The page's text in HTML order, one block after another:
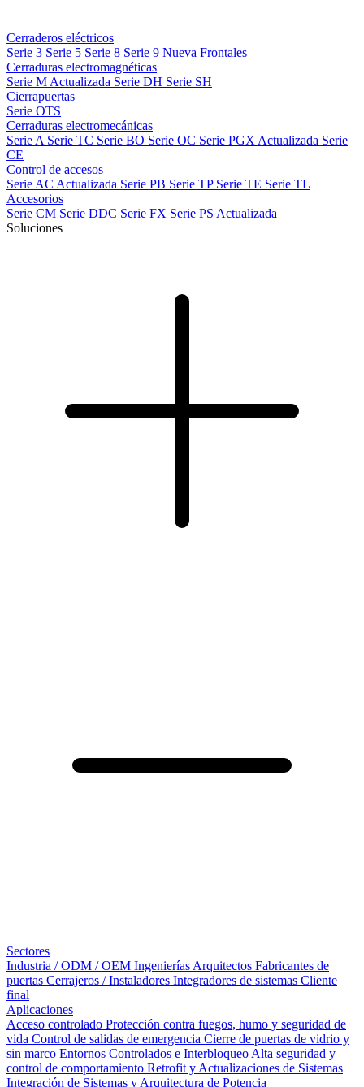
Cerraderos eléctricos
Serie 3 Serie 5 Serie 8 Serie 9 Nueva Frontales
Cerraduras electromagnéticas
Serie M Actualizada Serie DH Serie SH
Cierrapuertas
Serie OTS
Cerraduras electromecánicas
Serie A Serie TC Serie BO Serie OC Serie PGX Actualizada Serie
CE
Control de accesos
Serie AC Actualizada Serie PB Serie TP Serie TE Serie TL
Accesorios
Serie CM Serie DDC Serie FX Serie PS Actualizada
Soluciones
Sectores
Industria / ODM / OEM Ingenierías Arquitectos Fabricantes de
puertas Cerrajeros / Instaladores Integradores de sistemas Cliente
final
Aplicaciones
Acceso controlado Protección contra fuegos, humo y seguridad de
vida Control de salidas de emergencia Cierre de puertas de vidrio y
sin marco Entornos Controlados e Interbloqueo Alta seguridad y
control de comportamiento Retrofit y Actualizaciones de Sistemas
Integración de Sistemas y Arquitectura de Potencia